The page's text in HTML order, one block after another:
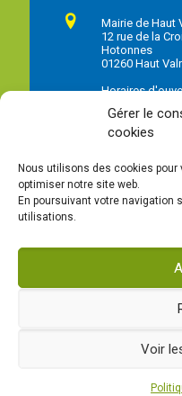
Gérer le
cookies
Nous utilisons des cookies
optimiser notre site web.
En poursuivant votre navigation
utilisations.
Voir
Mairie de Haut
12 rue de la
Hotonnes
01260 Haut
Horaires
04 79 87 72 32
Instagram de la
Facebook de la
MAIRIE - 12 rue de la Croix -
Création &